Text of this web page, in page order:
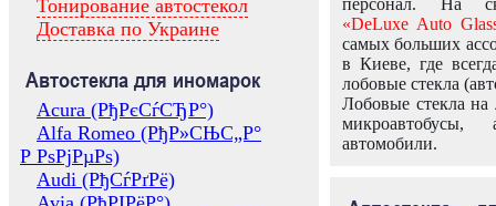
Тонирование автостекол
Доставка по Украине
Автостекла для иномарок
Acura (РђРєСѓСЂР°)
Alfa Romeo (РђР»СЊС„Р°
Р РѕРјРµРѕ)
Audi (РђСѓРґРё)
персонал. На
«DeLuxe Auto
самых больших
в Киеве, где
лобовые стекла
Лобовые стекла на
микроавтобусы,
автомобили.